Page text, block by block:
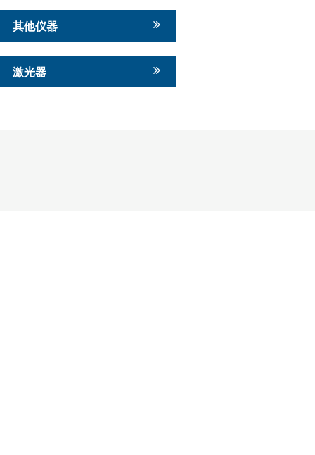
其他仪器
激光器